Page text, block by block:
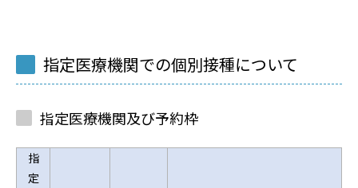
指定医療機関での個別接種について
指定医療機関及び予約枠
指
定